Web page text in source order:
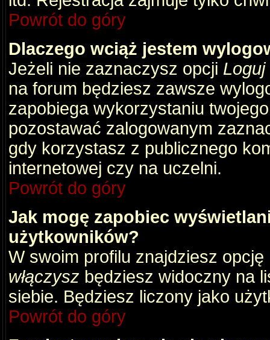
Powrót do góry
Dlaczego wciąż jestem
Jeżeli nie zaznaczysz opcji
na forum będziesz zawsze
zapobiega wykorzystaniu
pozostawać zalogowanym
gdy korzystasz z publicznego
internetowej czy na uczelni.
Powrót do góry
Jak mogę zapobiec
użytkowników?
W swoim profilu znajdziesz opcję
włączysz będziesz widoczny na
siebie. Będziesz liczony jako
Powrót do góry